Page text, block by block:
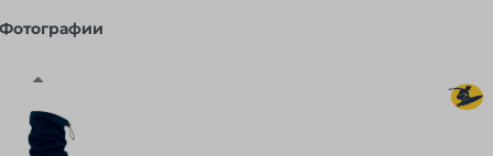
Фотографии